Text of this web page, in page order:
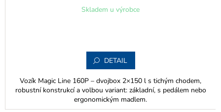
Skladem u výrobce
DETAIL
Vozík Magic Line 160P – dvojbox 2×150 l s tichým chodem,
robustní konstrukcí a volbou variant: základní, s pedálem nebo
ergonomickým madlem.